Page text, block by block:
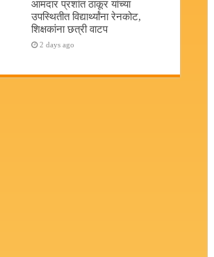
आमदार प्रशांत ठाकूर यांच्या
उपस्थितीत विद्यार्थ्यांना रेनकोट,
शिक्षकांना छत्री वाटप
2 days ago